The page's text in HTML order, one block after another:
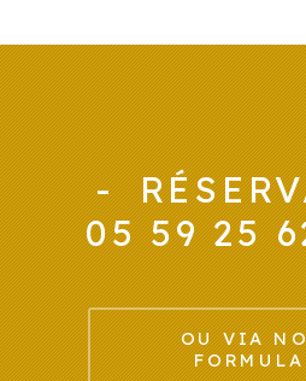
05 59 25
OU VIA